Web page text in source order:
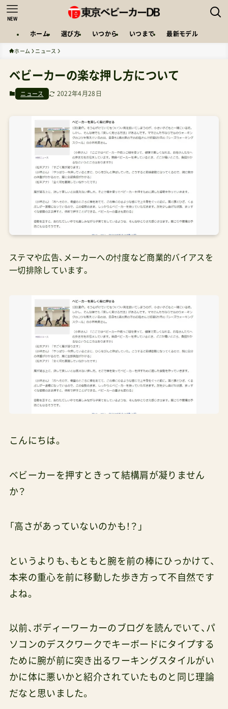
NEW
ホーム 選び方 いつから いつまで 最新モデル
ホーム ニュース
ベビーカーの楽な押し方について
ニュース 2022年4月28日
ステマや広告、メーカーへの忖度など商業的バイアスを
一切排除しています。
こんにちは。
ベビーカーを押すときって結構肩が凝りません
か？
「高さがあっていないのかも！？」
というよりも、もともと腕を前の棒にひっかけて、
本来の重心を前に移動した歩き方って不自然です
よね。
以前、ボディーワーカーのブログを読んでいて、パ
ソコンのデスクワークでキーボードにタイプする
ために腕が前に突き出るワーキングスタイルがい
かに体に悪いかと紹介されていたものと同じ理論
だなと思いました。